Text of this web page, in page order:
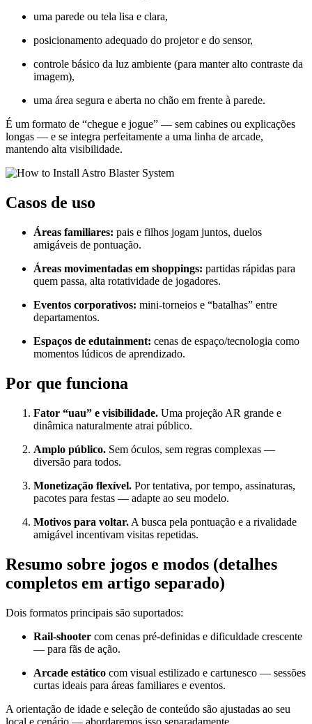
uma parede ou tela lisa e clara,
posicionamento adequado do projetor e do sensor,
controle básico da luz ambiente (para manter alto contraste da
imagem),
uma área segura e aberta no chão em frente à parede.
É um formato de “chegue e jogue” — sem cabines ou explicações
longas — e se integra perfeitamente a uma linha de arcade,
mantendo alta visibilidade.
Casos de uso
Áreas familiares: pais e filhos jogam juntos, duelos
amigáveis de pontuação.
Áreas movimentadas em shoppings: partidas rápidas para
quem passa, alta rotatividade de jogadores.
Eventos corporativos: mini-torneios e “batalhas” entre
departamentos.
Espaços de edutainment: cenas de espaço/tecnologia como
momentos lúdicos de aprendizado.
Por que funciona
Fator “uau” e visibilidade. Uma projeção AR grande e
dinâmica naturalmente atrai público.
Amplo público. Sem óculos, sem regras complexas —
diversão para todos.
Monetização flexível. Por tentativa, por tempo, assinaturas,
pacotes para festas — adapte ao seu modelo.
Motivos para voltar. A busca pela pontuação e a rivalidade
amigável incentivam visitas repetidas.
Resumo sobre jogos e modos (detalhes
completos em artigo separado)
Dois formatos principais são suportados:
Rail-shooter com cenas pré-definidas e dificuldade crescente
— para fãs de ação.
Arcade estático com visual estilizado e cartunesco — sessões
curtas ideais para áreas familiares e eventos.
A orientação de idade e seleção de conteúdo são ajustadas ao seu
local e cenário — abordaremos isso separadamente.